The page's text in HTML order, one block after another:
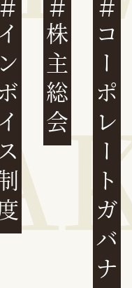
制度 株主総会 コーポレートガバナンス